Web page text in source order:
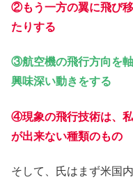
②もう一方の翼に飛び
たりする
③航空機の飛行方向を
興味深い動きをする
④現象の飛行技術は、
が出来ない種類のもの
そして、氏はまず米国